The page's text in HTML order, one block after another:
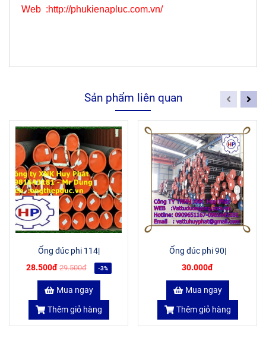
Web :http://phukienapluc.com.vn/
Sản phẩm liên quan
Ống đúc phi 114|
28.500đ 29.500đ -3%
Mua ngay
Thêm giỏ hàng
Ống đúc phi 90|
30.000đ
Mua ngay
Thêm giỏ hàng